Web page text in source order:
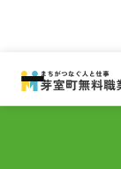
1件の【